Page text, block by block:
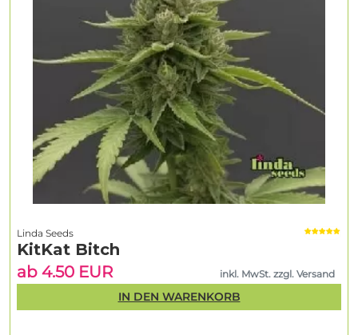
Linda Seeds
KitKat Bitch
ab 4.50 EUR
inkl. MwSt. zzgl. Versand
IN DEN WARENKORB